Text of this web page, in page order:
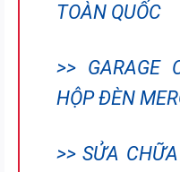
TOÀN QUỐC
>> GARAGE
HỘP ĐÈN
>> SỬA